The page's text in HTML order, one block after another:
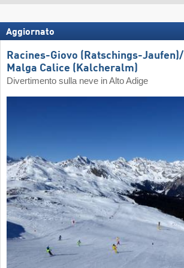
Aggiornato
Racines-Giovo (Ratschings-Jaufen)/​
Malga Calice (Kalcheralm)
Divertimento sulla neve in Alto Adige